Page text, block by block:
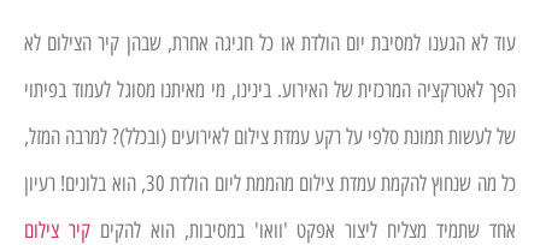
עוד לא הגענו למסיבת יום הולדת או כל חגיגה אחרת, שבהן קיר הצילום לא
הפך לאטרקציה המרכזית של האירוע. בינינו, מי מאיתנו מסוגל לעמוד בפיתוי
של לעשות תמונת סלפי על רקע עמדת צילום לאירועים (ובכלל)? למרבה המזל,
כל מה שנחוץ להקמת עמדת צילום מהממת ליום הולדת 30, הוא בלונים! רעיון
אחד שתמיד מצליח ליצור אפקט 'וואו' במסיבות, הוא להקיםקיר צילום